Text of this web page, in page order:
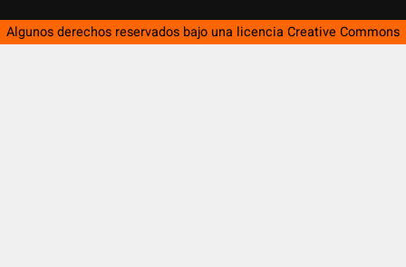
Algunos derechos reservados bajo una licencia Creative Commons